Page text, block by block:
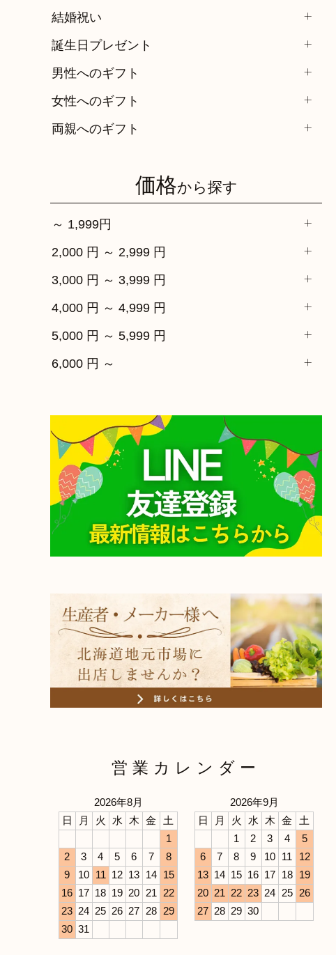
結婚祝い
誕生日プレゼント
男性へのギフト
女性へのギフト
両親へのギフト
価格から探す
～ 1,999円
2,000 円 ～ 2,999 円
3,000 円 ～ 3,999 円
4,000 円 ～ 4,999 円
5,000 円 ～ 5,999 円
6,000 円 ～
営業カレンダー
2026年8月
日
月 火 水 木 金
土
1
2
3 4 5 6 7
8
9
10 11 12 13 14
15
16 17 18 19 20 21
22
23 24 25 26 27 28
29
30 31
2026年9月
日
月 火 水 木 金
土
1
2 3 4
5
6
7 8 9 10 11
12
13 14 15 16 17 18
19
20 21 22 23 24 25
26
27 28 29 30